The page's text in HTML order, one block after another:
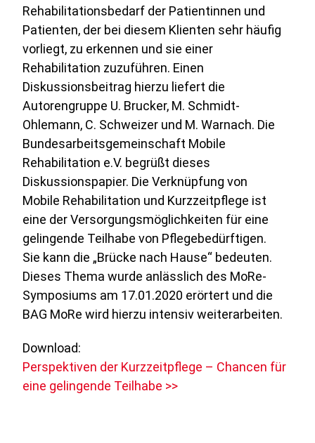
Rehabilitationsbedarf der Patientinnen und
Patienten, der bei diesem Klienten sehr häufig
vorliegt, zu erkennen und sie einer
Rehabilitation zuzuführen. Einen
Diskussionsbeitrag hierzu liefert die
Autorengruppe U. Brucker, M. Schmidt-
Ohlemann, C. Schweizer und M. Warnach. Die
Bundesarbeitsgemeinschaft Mobile
Rehabilitation e.V. begrüßt dieses
Diskussionspapier. Die Verknüpfung von
Mobile Rehabilitation und Kurzzeitpflege ist
eine der Versorgungsmöglichkeiten für eine
gelingende Teilhabe von Pflegebedürftigen.
Sie kann die „Brücke nach Hause“ bedeuten.
Dieses Thema wurde anlässlich des MoRe-
Symposiums am 17.01.2020 erörtert und die
BAG MoRe wird hierzu intensiv weiterarbeiten.
Download:
Perspektiven der Kurzzeitpflege – Chancen für
eine gelingende Teilhabe >>